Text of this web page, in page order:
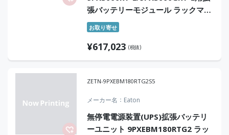
張バッテリーモジュール ラックマウ
ント型
お取り寄せ
¥617,023 (税抜)
ZETN-9PXEBM180RTG2S5
メーカー名 Eaton
無停電電源装置(UPS)拡張バッテリ
ーユニット 9PXEBM180RTG2 ラッ